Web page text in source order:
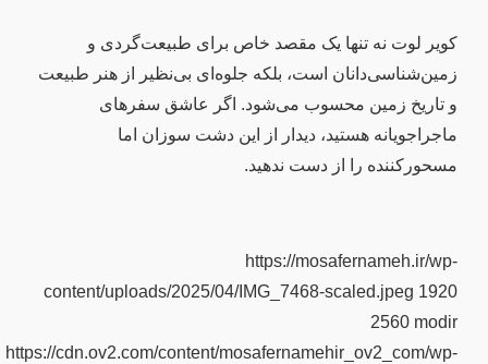
کویر لوت نه تنها یک مقصد خاص برای طبیعت‌گردی و
زمین‌شناسی‌دانان است، بلکه جلوه‌ای بی‌نظیر از هنر طبیعت
و تاریخ زمین محسوب می‌شود. اگر عاشق سفرهای
ماجراجویانه هستید، دیدار از این دشت سوزان اما
مسحورکننده را از دست ندهید.
https://mosafernameh.ir/wp-
content/uploads/2025/04/IMG_7468-scaled.jpeg 1920
2560 modir
https://cdn.ov2.com/content/mosafernamehir_ov2_com/wp-